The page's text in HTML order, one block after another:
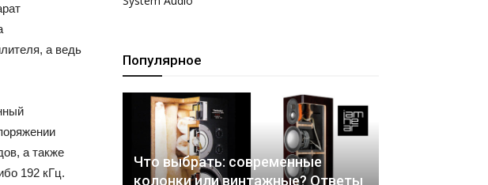
а ведь
а также
192 кГц.
Популярное
Что выбрать: современные
колонки или винтажные? Ответы